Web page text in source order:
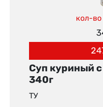
кол-
Суп куриный с
340г
ТУ